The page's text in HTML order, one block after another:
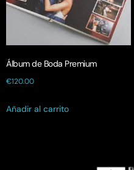
Álbum de Boda Premium
€120.00
Añadir al carrito